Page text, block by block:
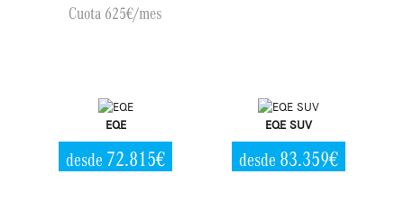
Cuota 625€/mes
EQE
desde 72.815€
EQE SUV
desde 83.359€